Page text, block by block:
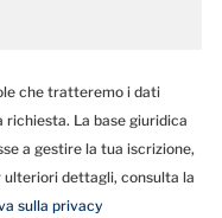
che tratteremo i dati
La base giuridica
a gestire la tua iscrizione,
ulteriori dettagli, consulta la
sulla privacy